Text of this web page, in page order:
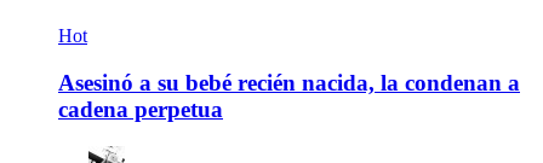
Hot
Asesinó a su bebé recién nacida, la condenan a
cadena perpetua